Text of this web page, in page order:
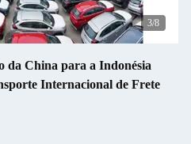
4/8
da China para a Indonésia
Internacional de Frete